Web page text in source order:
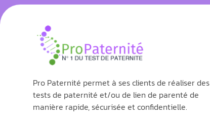
Pro Paternité permet à ses clients de réaliser des
tests de paternité et/ou de lien de parenté de
manière rapide, sécurisée et confidentielle.